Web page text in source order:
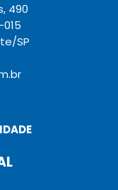
490
SP